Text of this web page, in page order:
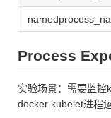
Process
实验场景：需要监
docker kubelet进程